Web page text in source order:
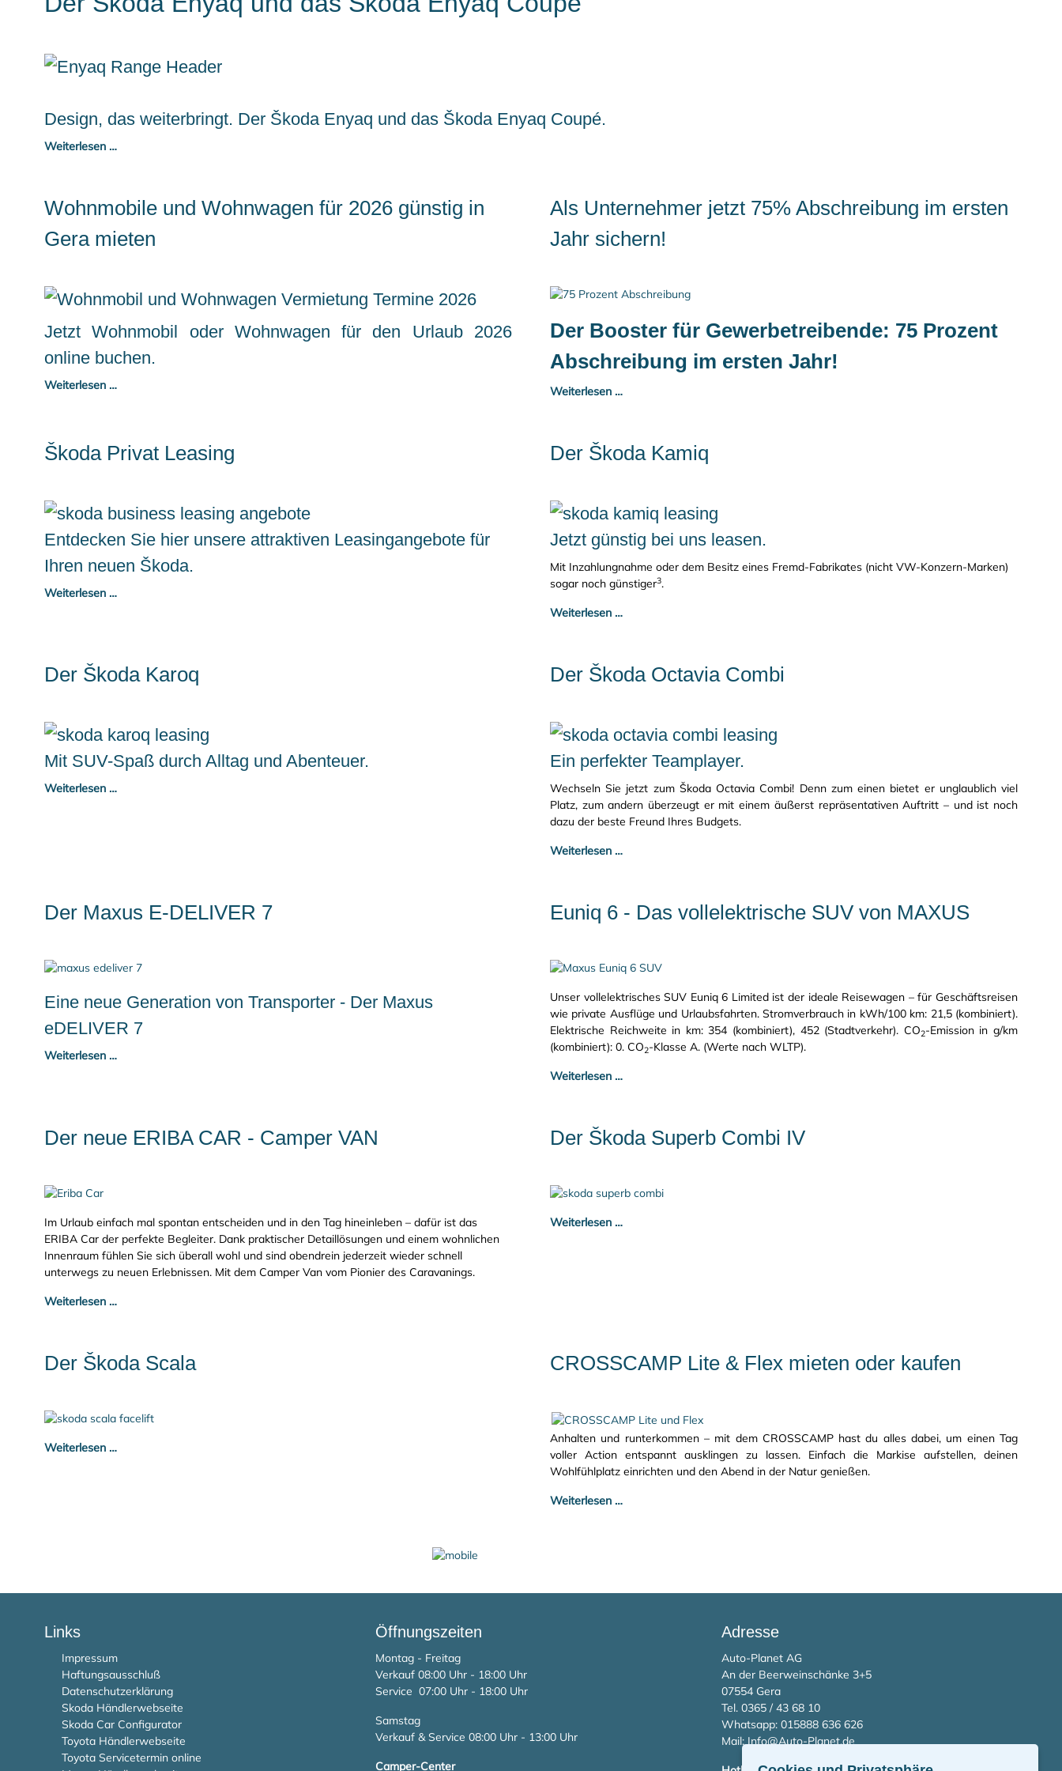
Design, das weiterbringt. Der Škoda Enyaq und das Škoda Enyaq Coupé.
Weiterlesen …
Wohnmobile und Wohnwagen für 2026 günstig in
Gera mieten
Jetzt Wohnmobil oder Wohnwagen für den Urlaub 2026
online buchen.
Weiterlesen …
Als Unternehmer jetzt 75% Abschreibung im ersten
Jahr sichern!
Der Booster für Gewerbetreibende: 75 Prozent
Abschreibung im ersten Jahr!
Weiterlesen …
Škoda Privat Leasing
Entdecken Sie hier unsere attraktiven Leasingangebote für
Ihren neuen Škoda.
Weiterlesen …
Der Škoda Kamiq
Jetzt günstig bei uns leasen.
Mit Inzahlungnahme oder dem Besitz eines Fremd-Fabrikates (nicht VW-Konzern-Marken)
sogar noch günstiger3.
Weiterlesen …
Der Škoda Karoq
Mit SUV-Spaß durch Alltag und Abenteuer.
Weiterlesen …
Der Škoda Octavia Combi
Ein perfekter Teamplayer.
Wechseln Sie jetzt zum Škoda Octavia Combi! Denn zum einen bietet er unglaublich viel
Platz, zum andern überzeugt er mit einem äußerst repräsentativen Auftritt – und ist noch
dazu der beste Freund Ihres Budgets.
Weiterlesen …
Der Maxus E-DELIVER 7
Eine neue Generation von Transporter - Der Maxus
eDELIVER 7
Weiterlesen …
Euniq 6 - Das vollelektrische SUV von MAXUS
Unser vollelektrisches SUV Euniq 6 Limited ist der ideale Reisewagen – für Geschäftsreisen
wie private Ausflüge und Urlaubsfahrten. Stromverbrauch in kWh/100 km: 21,5 (kombiniert).
Elektrische Reichweite in km: 354 (kombiniert), 452 (Stadtverkehr). CO2-Emission in g/km
(kombiniert): 0. CO2-Klasse A. (Werte nach WLTP).
Weiterlesen …
Der neue ERIBA CAR - Camper VAN
Im Urlaub einfach mal spontan entscheiden und in den Tag hineinleben – dafür ist das
ERIBA Car der perfekte Begleiter. Dank praktischer Detaillösungen und einem wohnlichen
Innenraum fühlen Sie sich überall wohl und sind obendrein jederzeit wieder schnell
unterwegs zu neuen Erlebnissen. Mit dem Camper Van vom Pionier des Caravanings.
Weiterlesen …
Der Škoda Superb Combi IV
Weiterlesen …
Der Škoda Scala
Weiterlesen …
CROSSCAMP Lite & Flex mieten oder kaufen
Anhalten und runterkommen – mit dem CROSSCAMP hast du alles dabei, um einen Tag
voller Action entspannt ausklingen zu lassen. Einfach die Markise aufstellen, deinen
Wohlfühlplatz einrichten und den Abend in der Natur genießen.
Weiterlesen …
Links
Impressum
Haftungsausschluß
Datenschutzerklärung
Skoda Händlerwebseite
Skoda Car Configurator
Toyota Händlerwebseite
Toyota Servicetermin online
Öffnungszeiten
Montag - Freitag
Verkauf 08:00 Uhr - 18:00 Uhr
Service 07:00 Uhr - 18:00 Uhr
Samstag
Verkauf & Service 08:00 Uhr - 13:00 Uhr
Camper-Center
Adresse
Auto-Planet AG
An der Beerweinschänke 3+5
07554 Gera
Tel. 0365 / 43 68 10
Whatsapp:015888 636 626
Mail:Info@Auto-Planet.de